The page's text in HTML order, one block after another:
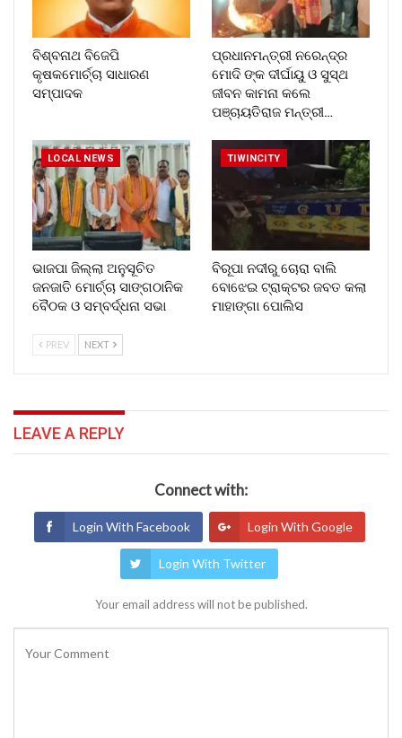
ବିଶ୍ବନାଥ ବିଜେପି
କୃଷକମୋର୍ଚ୍ଚା ସାଧାରଣ
ସମ୍ପାଦକ
ପ୍ରଧାନମନ୍ତ୍ରୀ ନରେନ୍ଦ୍ର
ମୋଦି ଙ୍କ ଦୀର୍ଘାୟୁ ଓ ସୁସ୍ଥ
ଜୀବନ କାମନା କଲେ
ପଞ୍ଚାୟତିରାଜ ମନ୍ତ୍ରୀ…
LOCAL NEWS
ଭାଜପା ଜିଲ୍ଲା ଅନୁସୂଚିତ
ଜନଜାତି ମୋର୍ଚ୍ଚା ସାଙ୍ଗଠାନିକ
ବୈଠକ ଓ ସମ୍ବର୍ଦ୍ଧନା ସଭା
TIWINCITY
ବିରୂପା ନଦୀରୁ ଚୋରା ବାଲି
ବୋଝେଇ ଟ୍ରାକ୍ଟର ଜବତ କଲା
ମାହାଙ୍ଗା ପୋଲିସ
PREV NEXT
LEAVE A REPLY
Connect with:
Login With Facebook Login With Google
Login With Twitter
Your email address will not be published.